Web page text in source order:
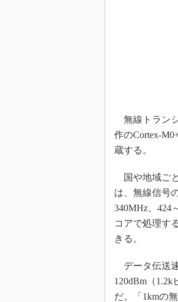
無線トラン
作のCortex-
蔵する。
国や地域ご
は、無線信号
340MHz、424
コアで処理す
きる。
データ伝送
120dBm（
だ。「1kmの